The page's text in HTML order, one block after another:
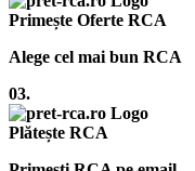
Primește Oferte RCA
Alege cel mai bun RCA
03.
Plătește RCA